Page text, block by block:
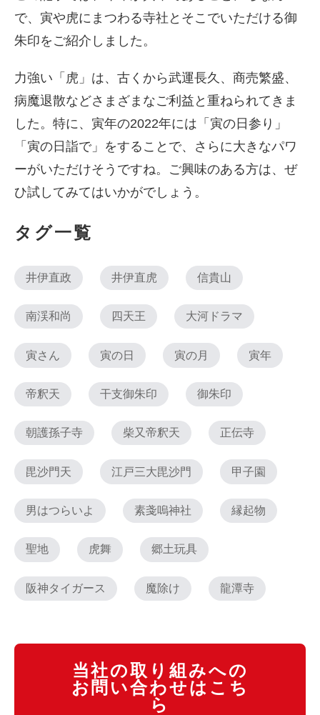
で、寅や虎にまつわる寺社とそこでいただける御
朱印をご紹介しました。
力強い「虎」は、古くから武運長久、商売繁盛、
病魔退散などさまざまなご利益と重ねられてきま
した。特に、寅年の2022年には「寅の日参り」
「寅の日詣で」をすることで、さらに大きなパワ
ーがいただけそうですね。ご興味のある方は、ぜ
ひ試してみてはいかがでしょう。
タグ一覧
井伊直政 井伊直虎 信貴山
南渓和尚 四天王 大河ドラマ
寅さん 寅の日 寅の月 寅年
帝釈天 干支御朱印 御朱印
朝護孫子寺 柴又帝釈天 正伝寺
毘沙門天 江戸三大毘沙門 甲子園
男はつらいよ 素戔嗚神社 縁起物
聖地 虎舞 郷土玩具
阪神タイガース 魔除け 龍潭寺
当社の取り組みへの
お問い合わせはこち
ら